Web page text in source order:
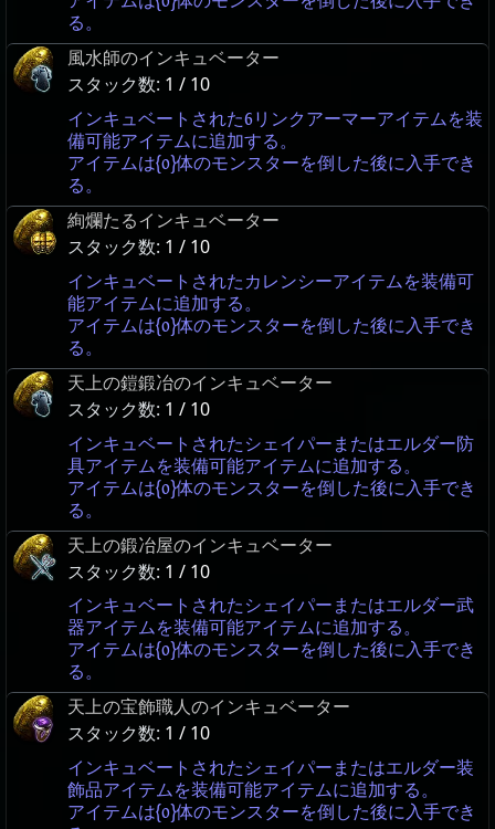
る。
風水師のインキュベーター
スタック数: 1 / 10
インキュベートされた6リンクアーマーアイテムを装
備可能アイテムに追加する。
アイテムは{0}体のモンスターを倒した後に入手でき
る。
絢爛たるインキュベーター
スタック数: 1 / 10
インキュベートされたカレンシーアイテムを装備可
能アイテムに追加する。
アイテムは{0}体のモンスターを倒した後に入手でき
る。
天上の鎧鍛冶のインキュベーター
スタック数: 1 / 10
インキュベートされたシェイパーまたはエルダー防
具アイテムを装備可能アイテムに追加する。
アイテムは{0}体のモンスターを倒した後に入手でき
る。
天上の鍛冶屋のインキュベーター
スタック数: 1 / 10
インキュベートされたシェイパーまたはエルダー武
器アイテムを装備可能アイテムに追加する。
アイテムは{0}体のモンスターを倒した後に入手でき
る。
天上の宝飾職人のインキュベーター
スタック数: 1 / 10
インキュベートされたシェイパーまたはエルダー装
飾品アイテムを装備可能アイテムに追加する。
アイテムは{0}体のモンスターを倒した後に入手でき